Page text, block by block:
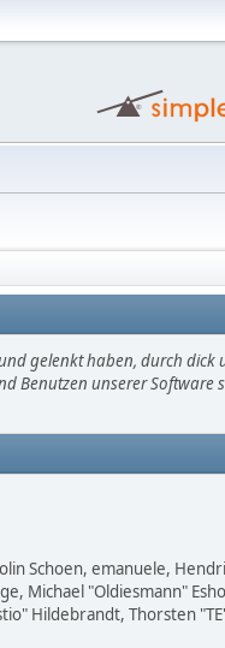
gelenkt haben, durch dick
Benutzen unserer Software
Schoen, emanuele,
Michael "Oldiesmann"
Hildebrandt, Thorsten